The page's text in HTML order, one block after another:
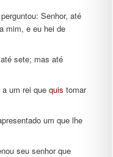
Senhor, até
mim, e eu hei de
sete; mas até
um rei que quis tomar
um que lhe
seu senhor que